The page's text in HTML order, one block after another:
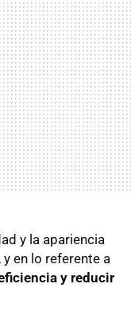
y la apariencia
en lo referente a
y reducir